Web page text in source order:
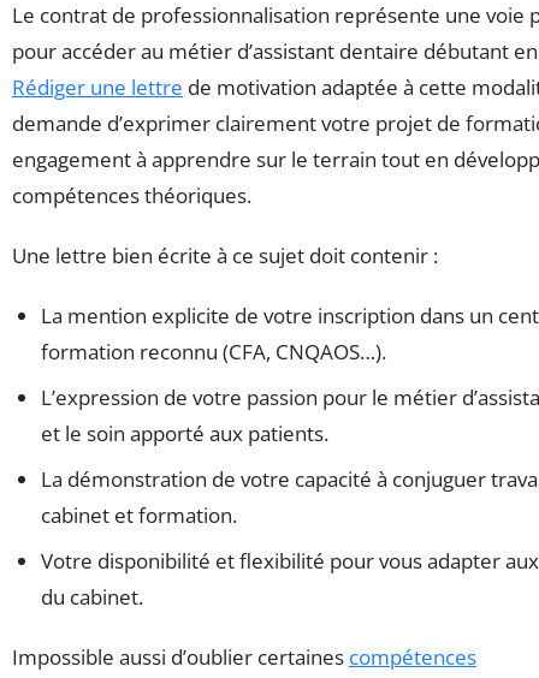
Le contrat de professionnalisation représente une voie
pour accéder au métier d’assistant dentaire débutant
Rédiger une lettre de motivation adaptée à cette
demande d’exprimer clairement votre projet de
engagement à apprendre sur le terrain tout en
compétences théoriques.
Une lettre bien écrite à ce sujet doit contenir :
La mention explicite de votre inscription dans un
formation reconnu (CFA, CNQAOS…).
L’expression de votre passion pour le métier
et le soin apporté aux patients.
La démonstration de votre capacité à conjuguer
cabinet et formation.
Votre disponibilité et flexibilité pour vous adapter
du cabinet.
Impossible aussi d’oublier certaines compétences